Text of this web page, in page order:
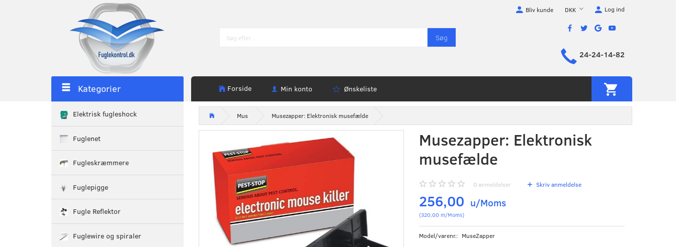
Søg
Log ind
DKK
Bliv kunde
24-24-14-82
Forside Min konto Ønskeliste
Kategorier
Elektrisk fugleshock
Fuglenet
Fugleskræmmere
Fuglepigge
Fugle Reflektor
Fuglewire og spiraler
Mus Musezapper: Elektronisk musefælde
Musezapper: Elektronisk
musefælde
0 anmeldelser Skriv anmeldelse
256,00 u/Moms
(320,00 m/Moms)
Model/varenr.: MuseZapper